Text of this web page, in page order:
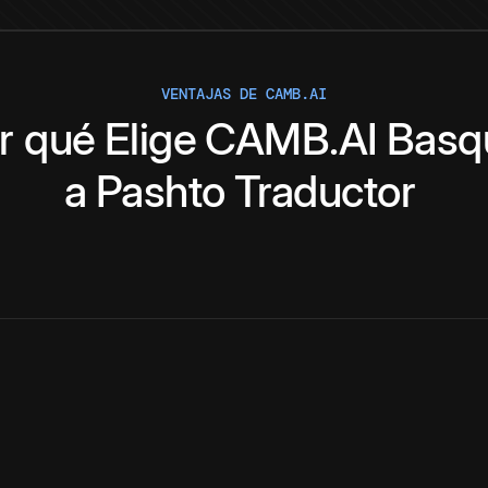
VENTAJAS DE CAMB.AI
qué EligeCAMB.AI
a Pashto Traductor